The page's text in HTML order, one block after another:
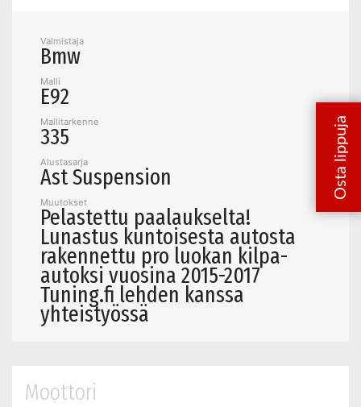
Valmistaja
Bmw
Malli
E92
Mallitarkenne
335
Alustasarja
Ast Suspension
Muutokset
Pelastettu paalaukselta!
Lunastus kuntoisesta autosta
rakennettu pro luokan kilpa-
autoksi vuosina 2015-2017
Tuning.fi lehden kanssa
yhteistyössä
Moottori